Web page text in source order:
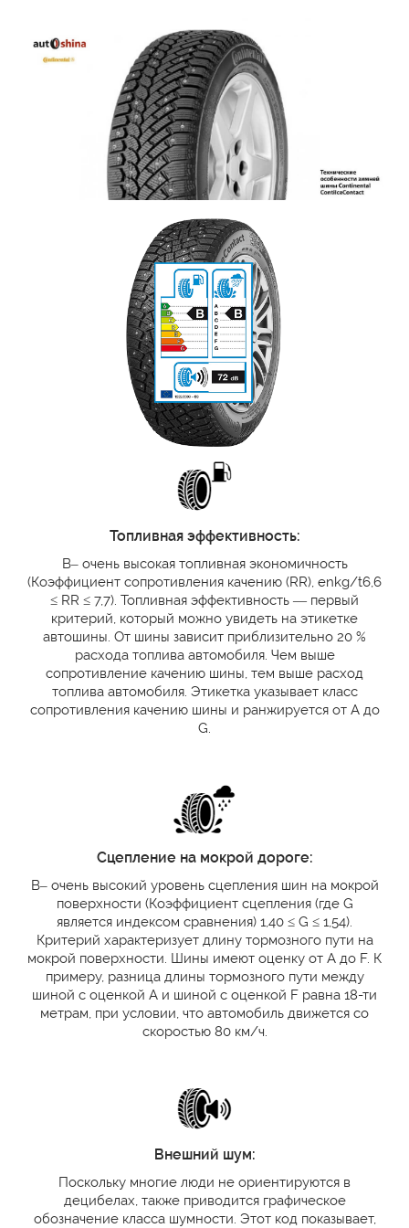
Топливная эффективность:
B– очень высокая топливная экономичность
(Коэффициент сопротивления качению (RR), enkg/t6,6
≤ RR ≤ 7,7). Топливная эффективность — первый
критерий, который можно увидеть на этикетке
автошины. От шины зависит приблизительно 20 %
расхода топлива автомобиля. Чем выше
сопротивление качению шины, тем выше расход
топлива автомобиля. Этикетка указывает класс
сопротивления качению шины и ранжируется от A до
G.
Сцепление на мокрой дороге:
B– очень высокий уровень сцепления шин на мокрой
поверхности (Коэффициент сцепления (где G
является индексом сравнения) 1,40 ≤ G ≤ 1,54).
Критерий характеризует длину тормозного пути на
мокрой поверхности. Шины имеют оценку от A до F. К
примеру, разница длины тормозного пути между
шиной с оценкой A и шиной с оценкой F равна 18-ти
метрам, при условии, что автомобиль движется со
скоростью 80 км/ч.
Внешний шум:
Поскольку многие люди не ориентируются в
децибелах, также приводится графическое
обозначение класса шумности. Этот код показывает,